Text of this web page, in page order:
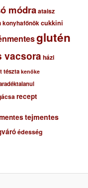
módraataisz
konyhafőnökcukkini
glutén
vacsora házi
tészta kenőke
recept
tejmentes
édesség